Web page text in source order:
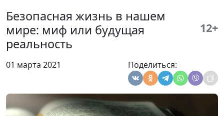
Безопасная жизнь в нашем
мире: миф или будущая
реальность
12+
01 марта 2021 Поделиться:
Зачем нужен муж?
Анатолий Тарасюк,
священнослужитель
мужчина?
Анатолий Тарасюк,
священнослужитель
Должен ли христианин
оставлять завещание?
Анатолий Тарасюк,